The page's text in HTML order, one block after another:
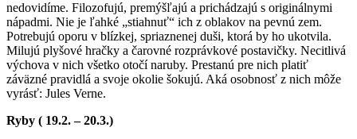
nedovidíme. Filozofujú, premýšľajú a prichádzajú s originálnymi
nápadmi. Nie je ľahké „stiahnuť“ ich z oblakov na pevnú zem.
Potrebujú oporu v blízkej, spriaznenej duši, ktorá by ho ukotvila.
Milujú plyšové hračky a čarovné rozprávkové postavičky. Necitlivá
výchova v nich všetko otočí naruby. Prestanú pre nich platiť
záväzné pravidlá a svoje okolie šokujú. Aká osobnosť z nich môže
vyrásť: Jules Verne.
Ryby ( 19.2. – 20.3.)